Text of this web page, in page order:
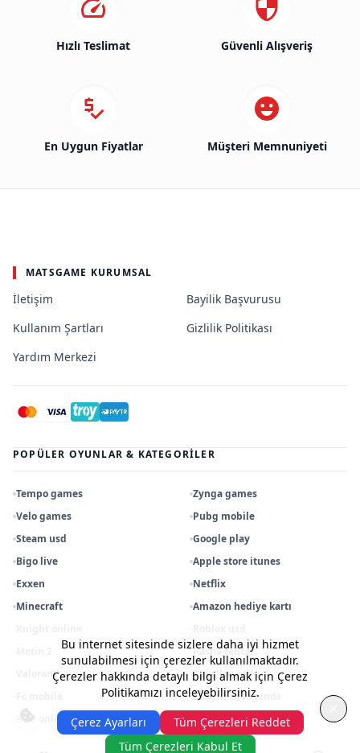
Hızlı Teslimat Güvenli Alışveriş
En Uygun Fiyatlar Müşteri Memnuniyeti
MATSGAME KURUMSAL
İletişim
Bayilik Başvurusu
Kullanım Şartları
Gizlilik Politikası
Yardım Merkezi
POPÜLER OYUNLAR & KATEGORILER
Tempo games
Zynga games
Velo games
Pubg mobile
Steam usd
Google play
Bigo live
Apple store itunes
Exxen
Netflix
Minecraft
Amazon hediye kartı
Pasha fencer
Valorant
Apex legends
League of legends
Rise online
Razer gold tl
Bu internet sitesinde sizlere daha iyi hizmet
sunulabilmesi için çerezler kullanılmaktadır.
Çerezler hakkında detaylı bilgi almak için Çerez
Politikamızı inceleyebilirsiniz.
Çerez Ayarları
Tüm Çerezleri Reddet
Tüm Çerezleri Kabul Et